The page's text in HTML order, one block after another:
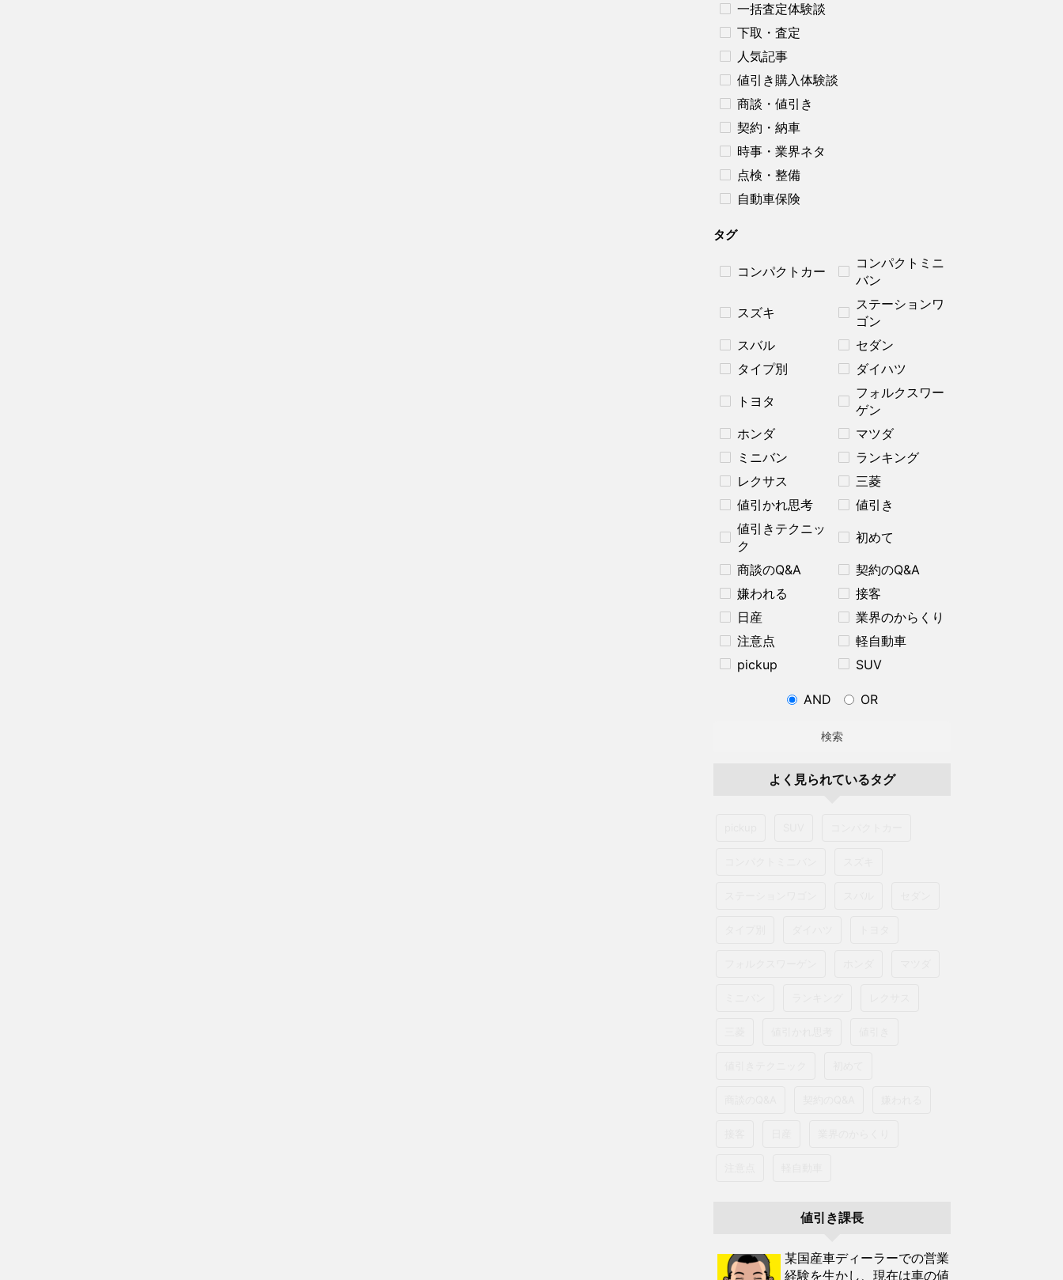
一括査定体験談
下取・査定
人気記事
値引き購入体験談
商談・値引き
契約・納車
時事・業界ネタ
点検・整備
自動車保険
タグ
コンパクトカー
コンパクトミニ
バン
スズキ
ステーションワ
ゴン
スバル
セダン
タイプ別
ダイハツ
トヨタ
フォルクスワー
ゲン
ホンダ
マツダ
ミニバン
ランキング
レクサス
三菱
値引かれ思考
値引き
値引きテクニッ
ク
初めて
商談のQ&A
契約のQ&A
嫌われる
接客
日産
業界のからくり
注意点
軽自動車
pickup
SUV
AND OR
検索
よく見られているタグ
値引き課長
某国産車ディーラーでの営業
経験を生かし、現在は車の値